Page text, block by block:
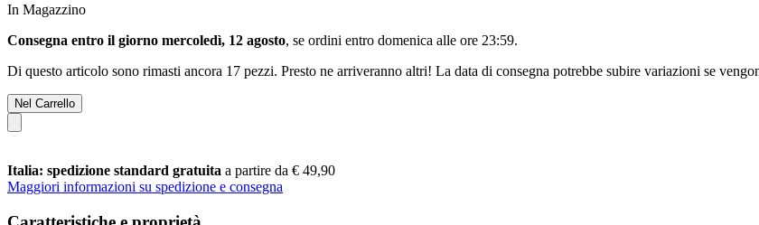
In Magazzino
Consegna entro il giorno mercoledì, 12 agosto, se ordini entro domenica alle ore 23:59.
Di questo articolo sono rimasti ancora 17 pezzi. Presto ne arriveranno altri! La data di consegna potrebbe subire variazioni se
Nel Carrello
Italia: spedizione standard gratuita a partire da € 49,90
Maggiori informazioni su spedizione e consegna